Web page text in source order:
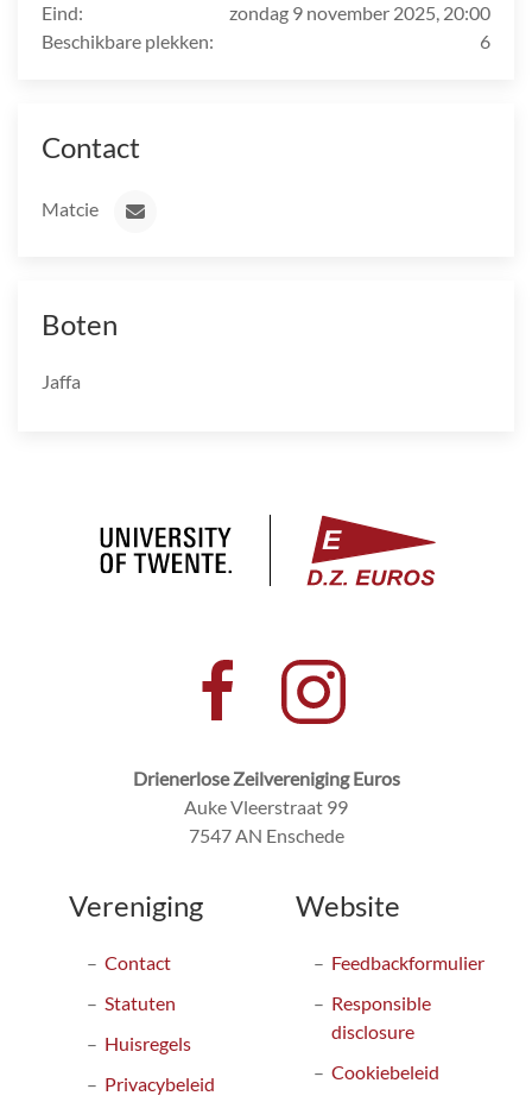
Eind:
zondag 9 november 2025, 20:00
Beschikbare plekken:
6
Contact
Matcie
Boten
Jaffa
Drienerlose Zeilvereniging Euros
Auke Vleerstraat 99
7547 AN Enschede
Vereniging
Contact
Statuten
Huisregels
Privacybeleid
Website
Feedbackformulier
Responsible
disclosure
Cookiebeleid